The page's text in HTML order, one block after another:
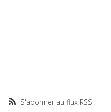
S'abonner au flux RSS